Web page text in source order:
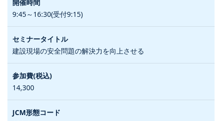
9:45～16:30(受付9:15)
建設現場の安全問題の解決力を向上させる
14,300